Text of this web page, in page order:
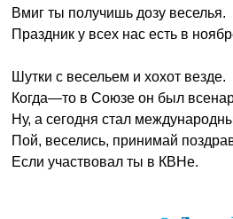
Вмиг ты получишь дозу веселья.
Праздник у всех нас есть в
Шутки с весельем и хохот везде.
Когда—то в Союзе он был
Ну, а сегодня стал
Пой, веселись, принимай
Если участвовал ты в КВНе.